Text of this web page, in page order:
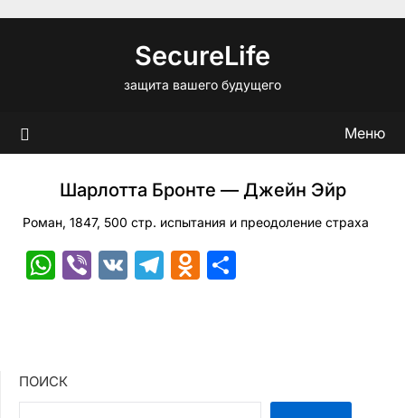
SecureLife
защита вашего будущего
Меню
Шарлотта Бронте — Джейн Эйр
Роман, 1847, 500 стр. испытания и преодоление страха
WhatsApp
Viber
VK Telegram
Odnoklassniki
ПОИСК